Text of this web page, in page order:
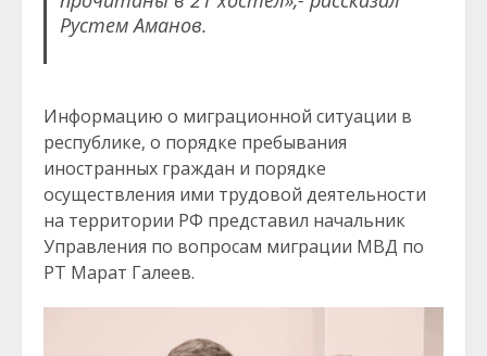
Рустем Аманов.
Информацию о миграционной ситуации в
республике, о порядке пребывания
иностранных граждан и порядке
осуществления ими трудовой деятельности
на территории РФ представил начальник
Управления по вопросам миграции МВД по
РТ Марат Галеев.